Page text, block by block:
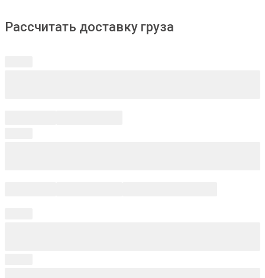
Рассчитать доставку груза